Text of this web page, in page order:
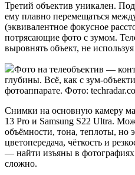
Третий объектив уникален.
ему плавно перемещаться
(эквивалентное фокусное
потрясающие фото с зумом.
выровнять объект, не
Фото на телеобъектив —
глубины. Всё, как с зум-
фотоаппарате. Фото:
Снимки на основную камеру
13 Pro и Samsung S22 Ultra.
объёмности, тона, теплоты, но
цветопередача, чёткость и
— найти изъяны в фотографиях
сложно.